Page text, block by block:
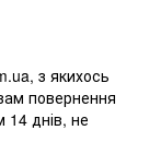
з якихось
повернення
днів, не